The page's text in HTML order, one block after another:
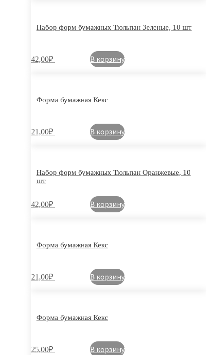
Набор форм бумажных Тюльпан Зеленые, 10 шт
42,00₽ В корзину
Форма бумажная Кекс
21,00₽ В корзину
Набор форм бумажных Тюльпан Оранжевые, 10
шт
42,00₽ В корзину
Форма бумажная Кекс
21,00₽ В корзину
Форма бумажная Кекс
25,00₽ В корзину